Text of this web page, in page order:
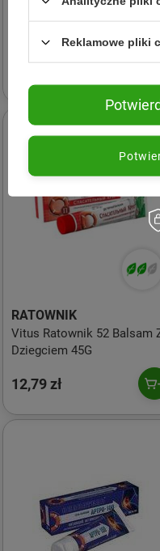
Vitus Ratownik − 71
Chondroityna 1000 − 50 g
RATOWNIK
Vitus Ratownik 52 Balsam
Dziegciem 45G
12,79 zł
Reklamowe pliki